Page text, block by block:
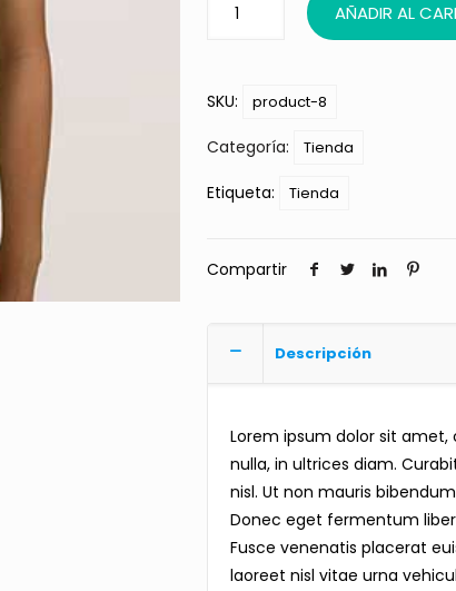
AÑADIR AL
SKU: product-8
Categoría: Tienda
Etiqueta: Tienda
Compartir
Descripción
Lorem ipsum dolor sit
nulla, in ultrices diam.
nisl. Ut non mauris
Donec eget fermentum
Fusce venenatis placerat
laoreet nisl vitae urna